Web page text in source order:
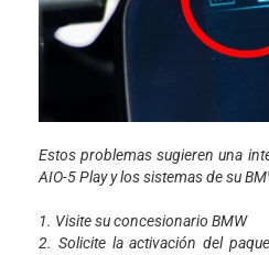
Estos problemas sugieren una
AIO-5 Play y los sistemas de su
1. Visite su concesionario BMW
2. Solicite la activación del